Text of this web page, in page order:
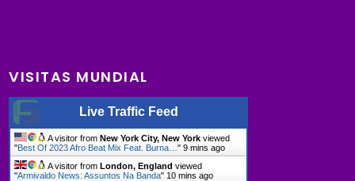
VISITAS MUNDIAL
Live Traffic Feed
A visitor fromNew York City, New York viewed
"Best Of 2023 Afro Beat Mix Feat. Burna…"9 mins ago
A visitor fromLondon, England viewed
"Armivaldo News: Assuntos Na Banda" 10 mins ago